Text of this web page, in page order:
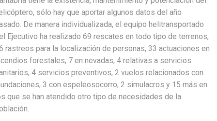
sólo hay que aportar algunos datos del año
De manera individualizada, el equipo helitransportado
Ejecutivo ha realizado 69 rescates en todo tipo de terrenos,
rastreos para la localización de personas, 33 actuaciones en
forestales, 7 en nevadas, 4 relativas a servicios
4 servicios preventivos, 2 vuelos relacionados con
3 con espeleosocorro, 2 simulacros y 15 más en
que se han atendido otro tipo de necesidades de la